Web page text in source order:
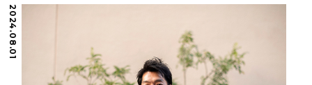
2024.08.01